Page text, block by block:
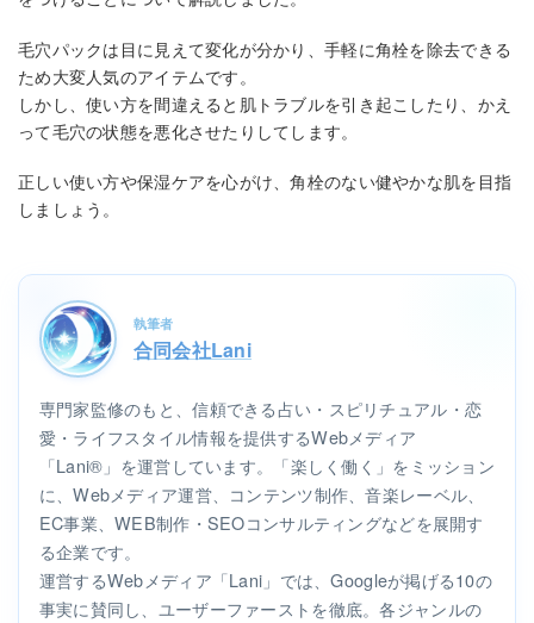
毛穴パックは目に見えて変化が分かり、手軽に角栓を除去できる
ため大変人気のアイテムです。
しかし、使い方を間違えると肌トラブルを引き起こしたり、かえ
って毛穴の状態を悪化させたりしてします。
正しい使い方や保湿ケアを心がけ、角栓のない健やかな肌を目指
しましょう。
執筆者
合同会社Lani
専門家監修のもと、信頼できる占い・スピリチュアル・恋
愛・ライフスタイル情報を提供するWebメディア
「Lani®」を運営しています。「楽しく働く」をミッション
に、Webメディア運営、コンテンツ制作、音楽レーベル、
EC事業、WEB制作・SEOコンサルティングなどを展開す
る企業です。
運営するWebメディア「Lani」では、Googleが掲げる10の
事実に賛同し、ユーザーファーストを徹底。各ジャンルの